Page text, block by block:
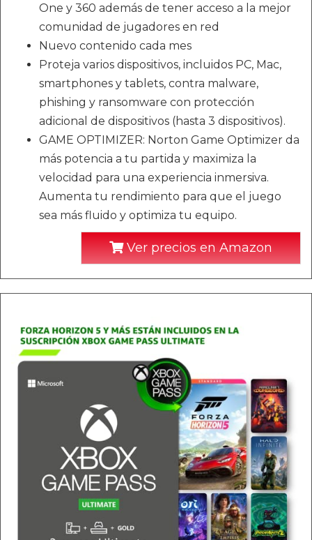
One y 360 además de tener acceso a la mejor
comunidad de jugadores en red
Nuevo contenido cada mes
Proteja varios dispositivos, incluidos PC, Mac,
smartphones y tablets, contra malware,
phishing y ransomware con protección
adicional de dispositivos (hasta 3 dispositivos).
GAME OPTIMIZER: Norton Game Optimizer da
más potencia a tu partida y maximiza la
velocidad para una experiencia inmersiva.
Aumenta tu rendimiento para que el juego
sea más fluido y optimiza tu equipo.
Ver precios en Amazon